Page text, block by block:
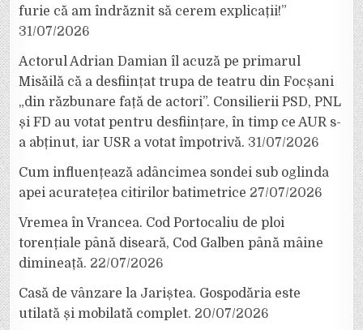
furie că am îndrăznit să cerem explicații!”
31/07/2026
Actorul Adrian Damian îl acuză pe primarul
Misăilă că a desființat trupa de teatru din Focșani
„din răzbunare față de actori”. Consilierii PSD, PNL
și FD au votat pentru desființare, în timp ce AUR s-
a abținut, iar USR a votat împotrivă. 31/07/2026
Cum influențează adâncimea sondei sub oglinda
apei acuratețea citirilor batimetrice 27/07/2026
Vremea în Vrancea. Cod Portocaliu de ploi
torențiale până diseară, Cod Galben până mâine
dimineață. 22/07/2026
Casă de vânzare la Jariștea. Gospodăria este
utilată și mobilată complet. 20/07/2026